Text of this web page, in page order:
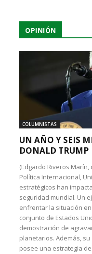
OPINIÓN
COLUMNISTAS
UN AÑO Y SEIS
DONALD TRUMP
(Edgardo Riveros
Política Internacional,
estratégicos han
seguridad mundial. Un
enfrentar la situación
conjunto de Estados
demostración de
planetarios. Además,
posee una estrategia